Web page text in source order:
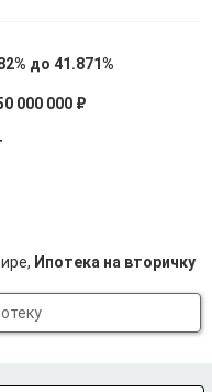
до 41.871%
000 000 ₽
Ипотека на вторичку